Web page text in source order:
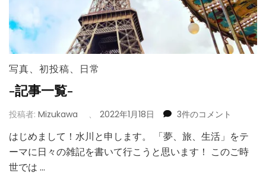
写真、 初投稿、 日常
-記事一覧-
投稿者: Mizukawa 、 2022年1月18日
-
事
一
3件のコメント
はじめまして！水川と申します。 「夢、旅、生活」をテ
ーマに日々の雑記を書いて行こうと思います！ このご時
世では …